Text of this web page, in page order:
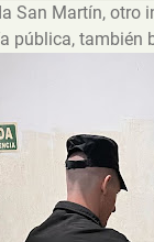
San Martín,
pública, también